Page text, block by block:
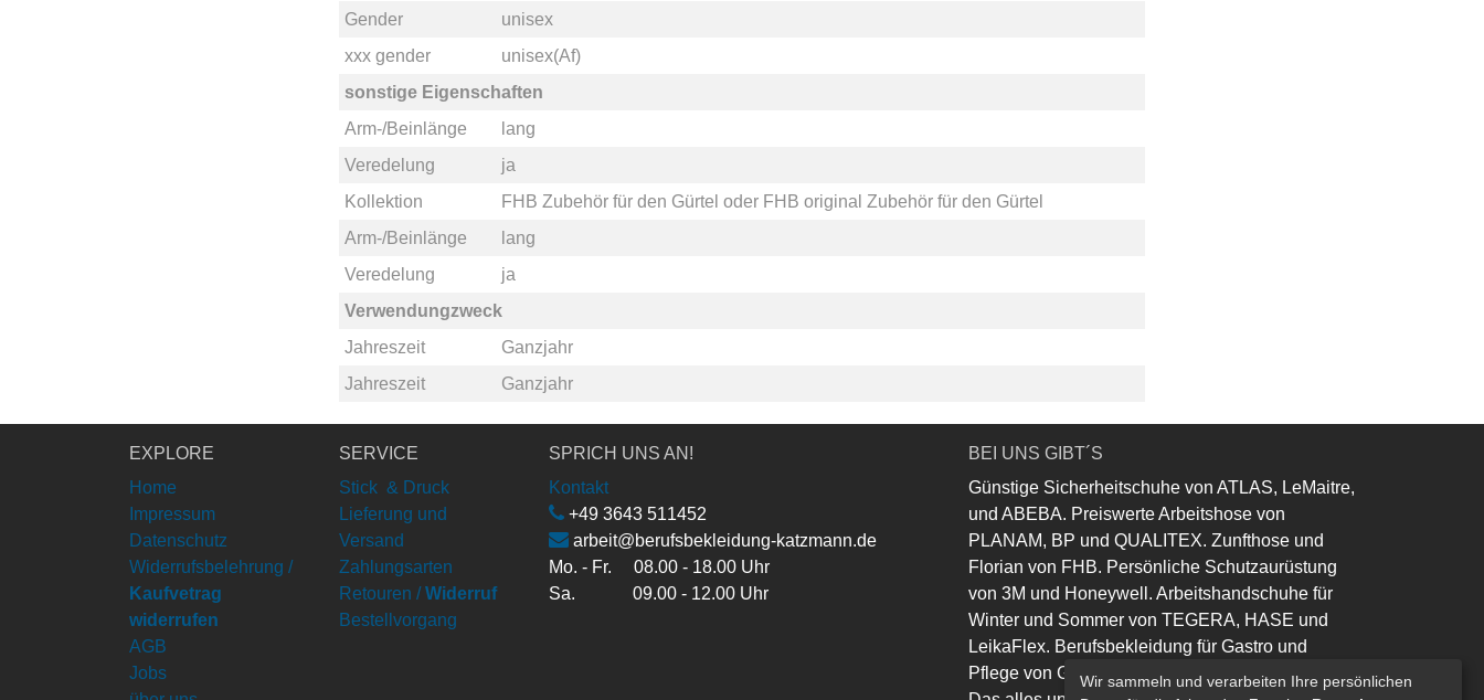
Gender
unisex
xxx gender
unisex(Af)
sonstige Eigenschaften
Arm-/Beinlänge
lang
Veredelung
ja
Kollektion
FHB Zubehör für den Gürtel oder FHB original Zubehör für den Gürtel
Arm-/Beinlänge
lang
Veredelung
ja
Verwendungzweck
Jahreszeit
Ganzjahr
Jahreszeit
Ganzjahr
EXPLORE
Home
Impressum
Datenschutz
Widerrufsbelehrung /
Kaufvetrag
widerrufen
AGB
Jobs
SERVICE
Stick & Druck
Lieferung und
Versand
Zahlungsarten
Retouren / Widerruf
Bestellvorgang
SPRICH UNS AN!
Kontakt
+49 3643 511452
arbeit@berufsbekleidung-katzmann.de
Mo. - Fr. 08.00 - 18.00 Uhr
Sa. 09.00 - 12.00 Uhr
BEI UNS GIBT´S
Günstige Sicherheitschuhe von ATLAS, LeMaitre,
und ABEBA. Preiswerte Arbeitshose von
PLANAM, BP und QUALITEX. Zunfthose und
Florian von FHB. Persönliche Schutzaurüstung
von 3M und Honeywell. Arbeitshandschuhe für
Winter und Sommer von TEGERA, HASE und
LeikaFlex. Berufsbekleidung für Gastro und
Pflege von Greiff und Leiber.Wir sammeln und verarbeiten Ihre persönlichen